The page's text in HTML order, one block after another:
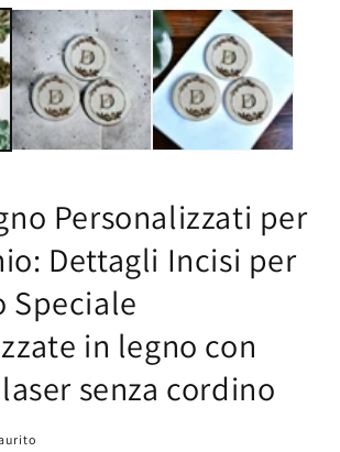
Personalizzati per
Dettagli Incisi per
Speciale
in legno con
senza cordino